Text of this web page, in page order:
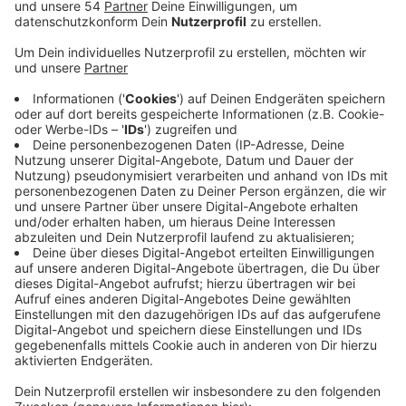
Anzeige
Zuletzt war ein neues Flussbett geschaffen worden -
jetzt gehen die Arbeiten im westlichen Waldgebiet
des Bresgesparks weiter. Der Niersverlauf soll
renaturiert werden. Wenn er dann einmal in einem
natürlichen Flussbett statt wie bisher im Kanal
verläuft, soll das einerseits vor Überschwemmungen
schützen - andererseits soll damit im Bresgespark
auch ein Auwald entstehen, den Bürger künftig als
Naherholungsgebiet nutzen können. Die Renaturierung
geht jetzt im westlichen Bresgespark weiter,
gleichzeitig werden alte Gasleitungen saniert. Dazu
werden dort die Wanderwegs gesperrt und einige
Zufahrten zum Park geschlossen. Im Winter soll dann
das neu geschaffene Flussbett mit Wasser befüllt